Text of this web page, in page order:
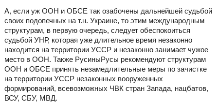
А, если уж ООН и ОБСЕ так озабочены дальнейшей судьбой
своих подопечных на т.н. Украине, то этим международным
структурам, в первую очередь, следует обеспокоиться
судьбой УНР, которая уже длительное время незаконно
находится на территории УССР и незаконно занимает чужое
место в ООН. Также РусиныРусы рекомендуют структурам
ООН и ОБСЕ принять незамедлительные меры по зачистке
на территории УССР незаконных вооруженных
формирований, всевозможных ЧВК стран Запада, нацбатов,
ВСУ, СБУ, МВД.